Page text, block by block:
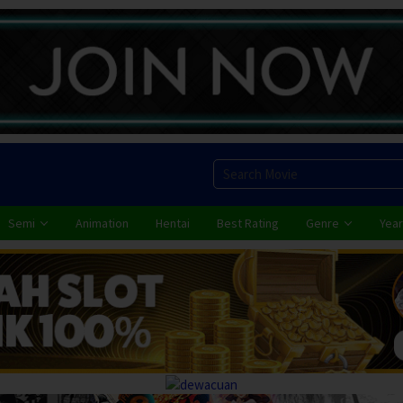
Semi Animation Hentai Best Rating Genre Year